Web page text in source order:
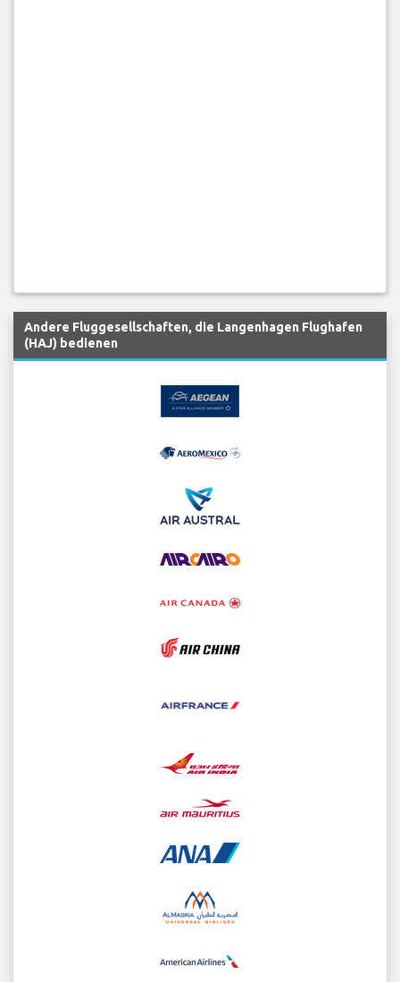
Andere Fluggesellschaften, die Langenhagen Flughafen
(HAJ) bedienen